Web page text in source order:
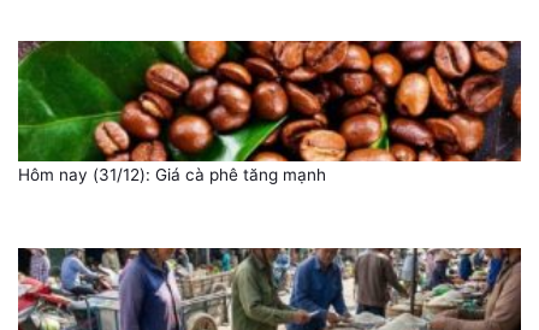
Hôm nay (31/12): Giá cà phê tăng mạnh